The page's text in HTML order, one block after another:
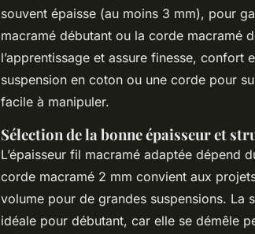
souvent épaisse (au moins 3 mm), pour
macramé débutant ou la corde macramé
l’apprentissage et assure finesse,
suspension en coton ou une corde pour
facile à manipuler.
Sélection de la bonne épaisseur et
L’épaisseur fil macramé adaptée dépend
corde macramé 2 mm convient aux
volume pour de grandes suspensions. La
idéale pour débutant, car elle se démêle